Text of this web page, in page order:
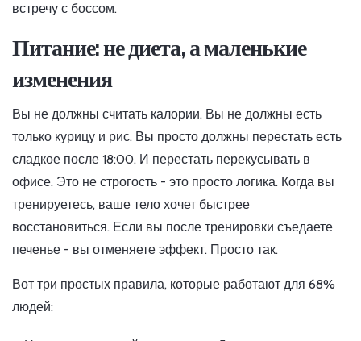
встречу с боссом.
Питание: не диета, а маленькие
изменения
Вы не должны считать калории. Вы не должны есть
только курицу и рис. Вы просто должны перестать есть
сладкое после 18:00. И перестать перекусывать в
офисе. Это не строгость - это просто логика. Когда вы
тренируетесь, ваше тело хочет быстрее
восстановиться. Если вы после тренировки съедаете
печенье - вы отменяете эффект. Просто так.
Вот три простых правила, которые работают для 68%
людей: